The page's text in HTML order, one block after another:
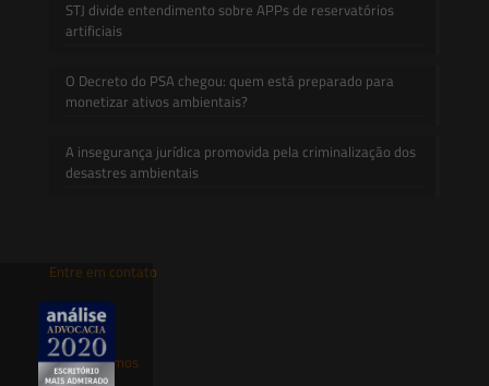
STJ divide entendimento sobre APPs de reservatórios
artificiais
O Decreto do PSA chegou: quem está preparado para
monetizar ativos ambientais?
A insegurança jurídica promovida pela criminalização dos
desastres ambientais
Entre em contato
contato@saesadvogados.com.br
Onde estamos